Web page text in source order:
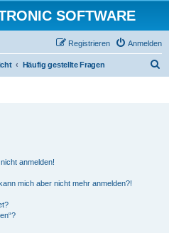
SOFTWARE
Anmelden
Registrieren
Häufig gestellte Fragen
anmelden!
mich aber nicht mehr anmelden?!